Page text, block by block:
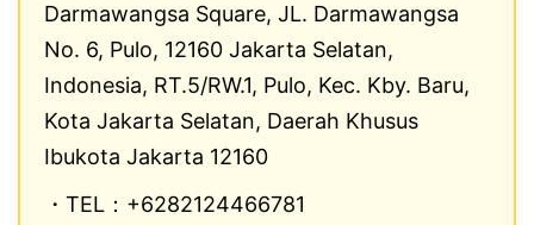
Darmawangsa Square, JL. Darmawangsa
No. 6, Pulo, 12160 Jakarta Selatan,
Indonesia, RT.5/RW.1, Pulo, Kec. Kby. Baru,
Kota Jakarta Selatan, Daerah Khusus
Ibukota Jakarta 12160
・TEL：+6282124466781